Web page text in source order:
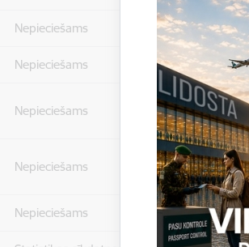
Nepieciešams
Nepieciešams
Nepieciešams
Nepieciešams
Nepieciešams